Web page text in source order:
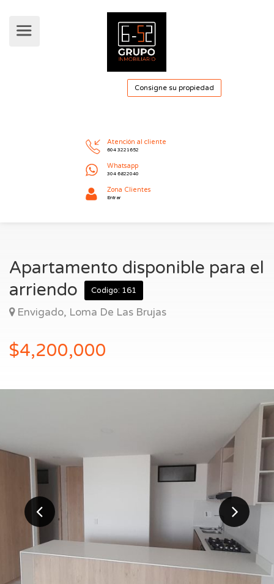
Zona Clientes
Apartamento disponible para el
arriendo
Codigo: 161
Envigado, Loma De Las Brujas
$4,200,000